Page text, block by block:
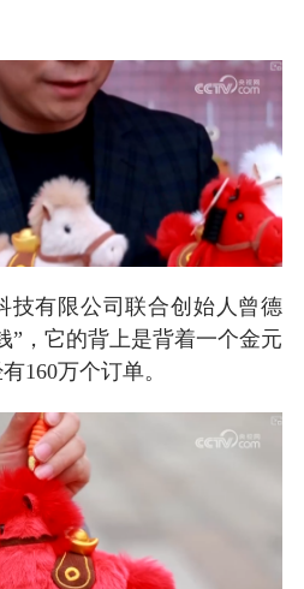
有限公司联合创始人曾德
”，它的背上是背着一个金元
160万个订单。